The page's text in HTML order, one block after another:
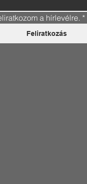
a hírlevélre. *
Feliratkozás